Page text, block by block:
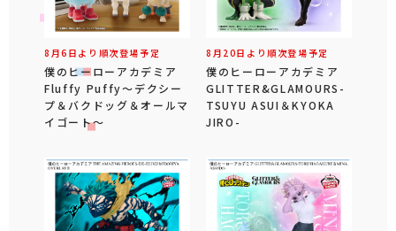
8月6日より順次登場予定
僕のヒーローアカデミア
Fluffy Puffy～デクシー
プ＆バクドッグ＆オールマ
イゴート～
8月20日より順次登場予定
僕のヒーローアカデミア
GLITTER&GLAMOURS-
TSUYU ASUI＆KYOKA
JIRO-